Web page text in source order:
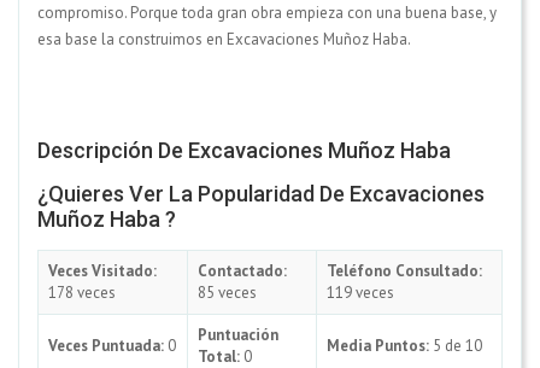
compromiso. Porque toda gran obra empieza con una buena base, y
esa base la construimos en Excavaciones Muñoz Haba.
Descripción De Excavaciones Muñoz Haba
¿Quieres Ver La Popularidad De Excavaciones
Muñoz Haba ?
Veces Visitado:
178 veces
Contactado:
85 veces
Teléfono Consultado:
119 veces
Veces Puntuada: 0
Puntuación
Total: 0
Media Puntos: 5 de 10